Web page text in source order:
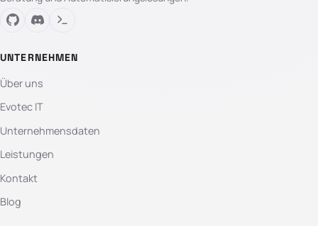
UNTERNEHMEN
Über uns
Evotec IT
Unternehmensdaten
Leistungen
Kontakt
Blog